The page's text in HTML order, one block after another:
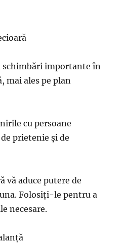
schimbări importante în
mai ales pe plan
cu persoane
prietenie și de
vă aduce putere de
Folosiți-le pentru a
necesare.